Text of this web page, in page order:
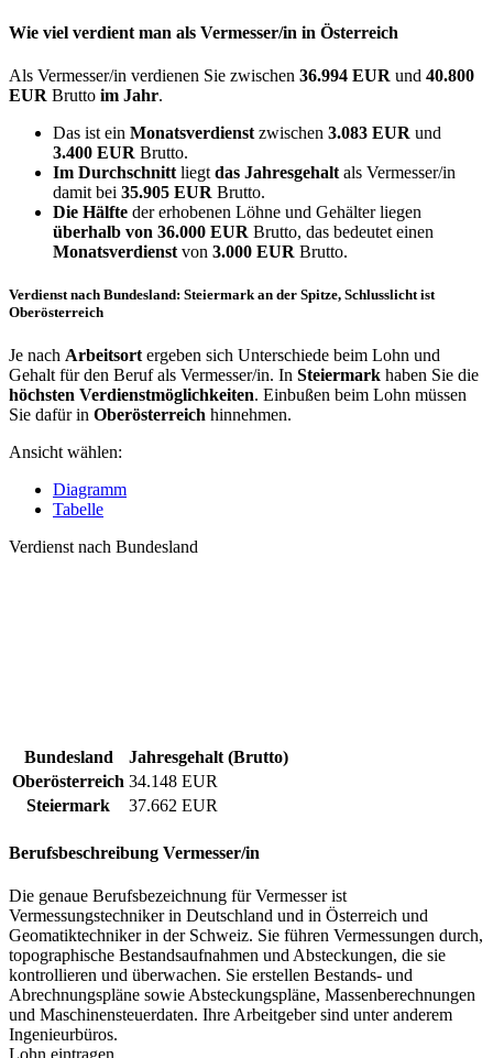
Wie viel verdient man als Vermesser/in in Österreich
Als Vermesser/in verdienen Sie zwischen 36.994 EUR und 40.800
EUR Brutto im Jahr.
Das ist ein Monatsverdienst zwischen 3.083 EUR und
3.400 EUR Brutto.
Im Durchschnitt liegt das Jahresgehalt als Vermesser/in
damit bei 35.905 EUR Brutto.
Die Hälfte der erhobenen Löhne und Gehälter liegen
überhalb von 36.000 EUR Brutto, das bedeutet einen
Monatsverdienst von 3.000 EUR Brutto.
Verdienst nach Bundesland: Steiermark an der Spitze, Schlusslicht ist
Oberösterreich
Je nach Arbeitsort ergeben sich Unterschiede beim Lohn und
Gehalt für den Beruf als Vermesser/in. In Steiermark haben Sie die
höchsten Verdienstmöglichkeiten. Einbußen beim Lohn müssen
Sie dafür in Oberösterreich hinnehmen.
Ansicht wählen:
Diagramm
Tabelle
Verdienst nach Bundesland
Bundesland
Jahresgehalt (Brutto)
Oberösterreich 34.148 EUR
Steiermark
37.662 EUR
Berufsbeschreibung Vermesser/in
Die genaue Berufsbezeichnung für Vermesser ist
Vermessungstechniker in Deutschland und in Österreich und
Geomatiktechniker in der Schweiz. Sie führen Vermessungen durch,
topographische Bestandsaufnahmen und Absteckungen, die sie
kontrollieren und überwachen. Sie erstellen Bestands- und
Abrechnungspläne sowie Absteckungspläne, Massenberechnungen
und Maschinensteuerdaten. Ihre Arbeitgeber sind unter anderem
Ingenieurbüros.
Lohn eintragen